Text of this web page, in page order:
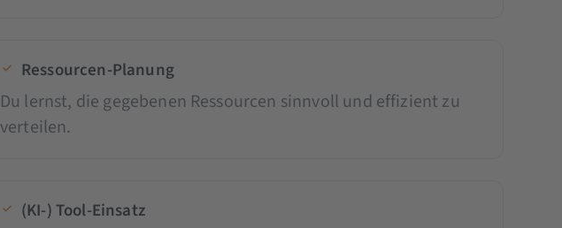
Ressourcen-Planung
Du lernst, die gegebenen Ressourcen sinnvoll und effizient zu
verteilen.
(KI-) Tool-Einsatz